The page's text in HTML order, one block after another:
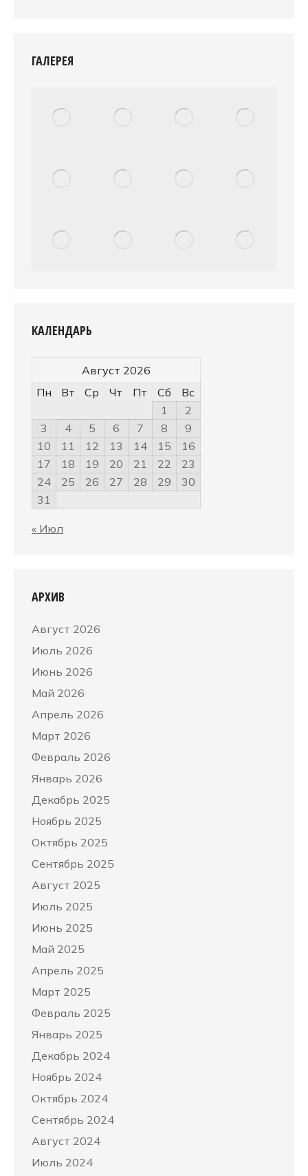
ГАЛЕРЕЯ
КАЛЕНДАРЬ
Август 2026
Пн
Вт Ср Чт Пт Сб
Вс
1
2
3
4 5 6 7 8
9
10
11 12 13 14 15
16
17
18 19 20 21 22
23
24
25 26 27 28 29
30
31
« Июл
АРХИВ
Август 2026
Июль 2026
Июнь 2026
Май 2026
Апрель 2026
Март 2026
Февраль 2026
Январь 2026
Декабрь 2025
Ноябрь 2025
Октябрь 2025
Сентябрь 2025
Август 2025
Июль 2025
Июнь 2025
Май 2025
Апрель 2025
Март 2025
Февраль 2025
Январь 2025
Декабрь 2024
Ноябрь 2024
Октябрь 2024
Сентябрь 2024
Август 2024
Июль 2024